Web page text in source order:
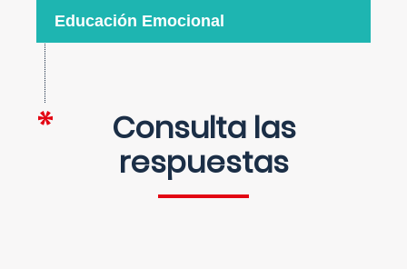
Educación Emocional
Consulta las
respuestas